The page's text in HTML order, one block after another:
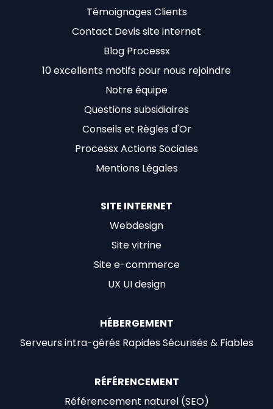
Témoignages Clients
Contact Devis site internet
Blog Processx
10 excellents motifs pour nous rejoindre
Notre équipe
Questions subsidiaires
Conseils et Règles d'Or
Processx Actions Sociales
Mentions Légales
SITE INTERNET
Webdesign
Site vitrine
Site e-commerce
UX UI design
HÉBERGEMENT
Serveurs intra-gérés Rapides Sécurisés & Fiables
RÉFÉRENCEMENT
Référencement naturel (SEO)